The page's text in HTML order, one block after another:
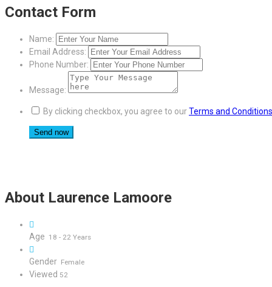
Contact Form
Name:
Email Address:
Phone Number:
Message:
By clicking checkbox, you agree to ourTerms and Conditions
About Laurence Lamoore
Age 18 - 22 Years
Gender Female
Viewed 52